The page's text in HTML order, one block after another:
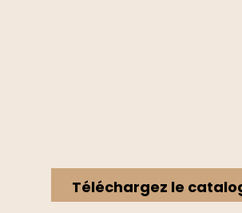
Téléchargez le